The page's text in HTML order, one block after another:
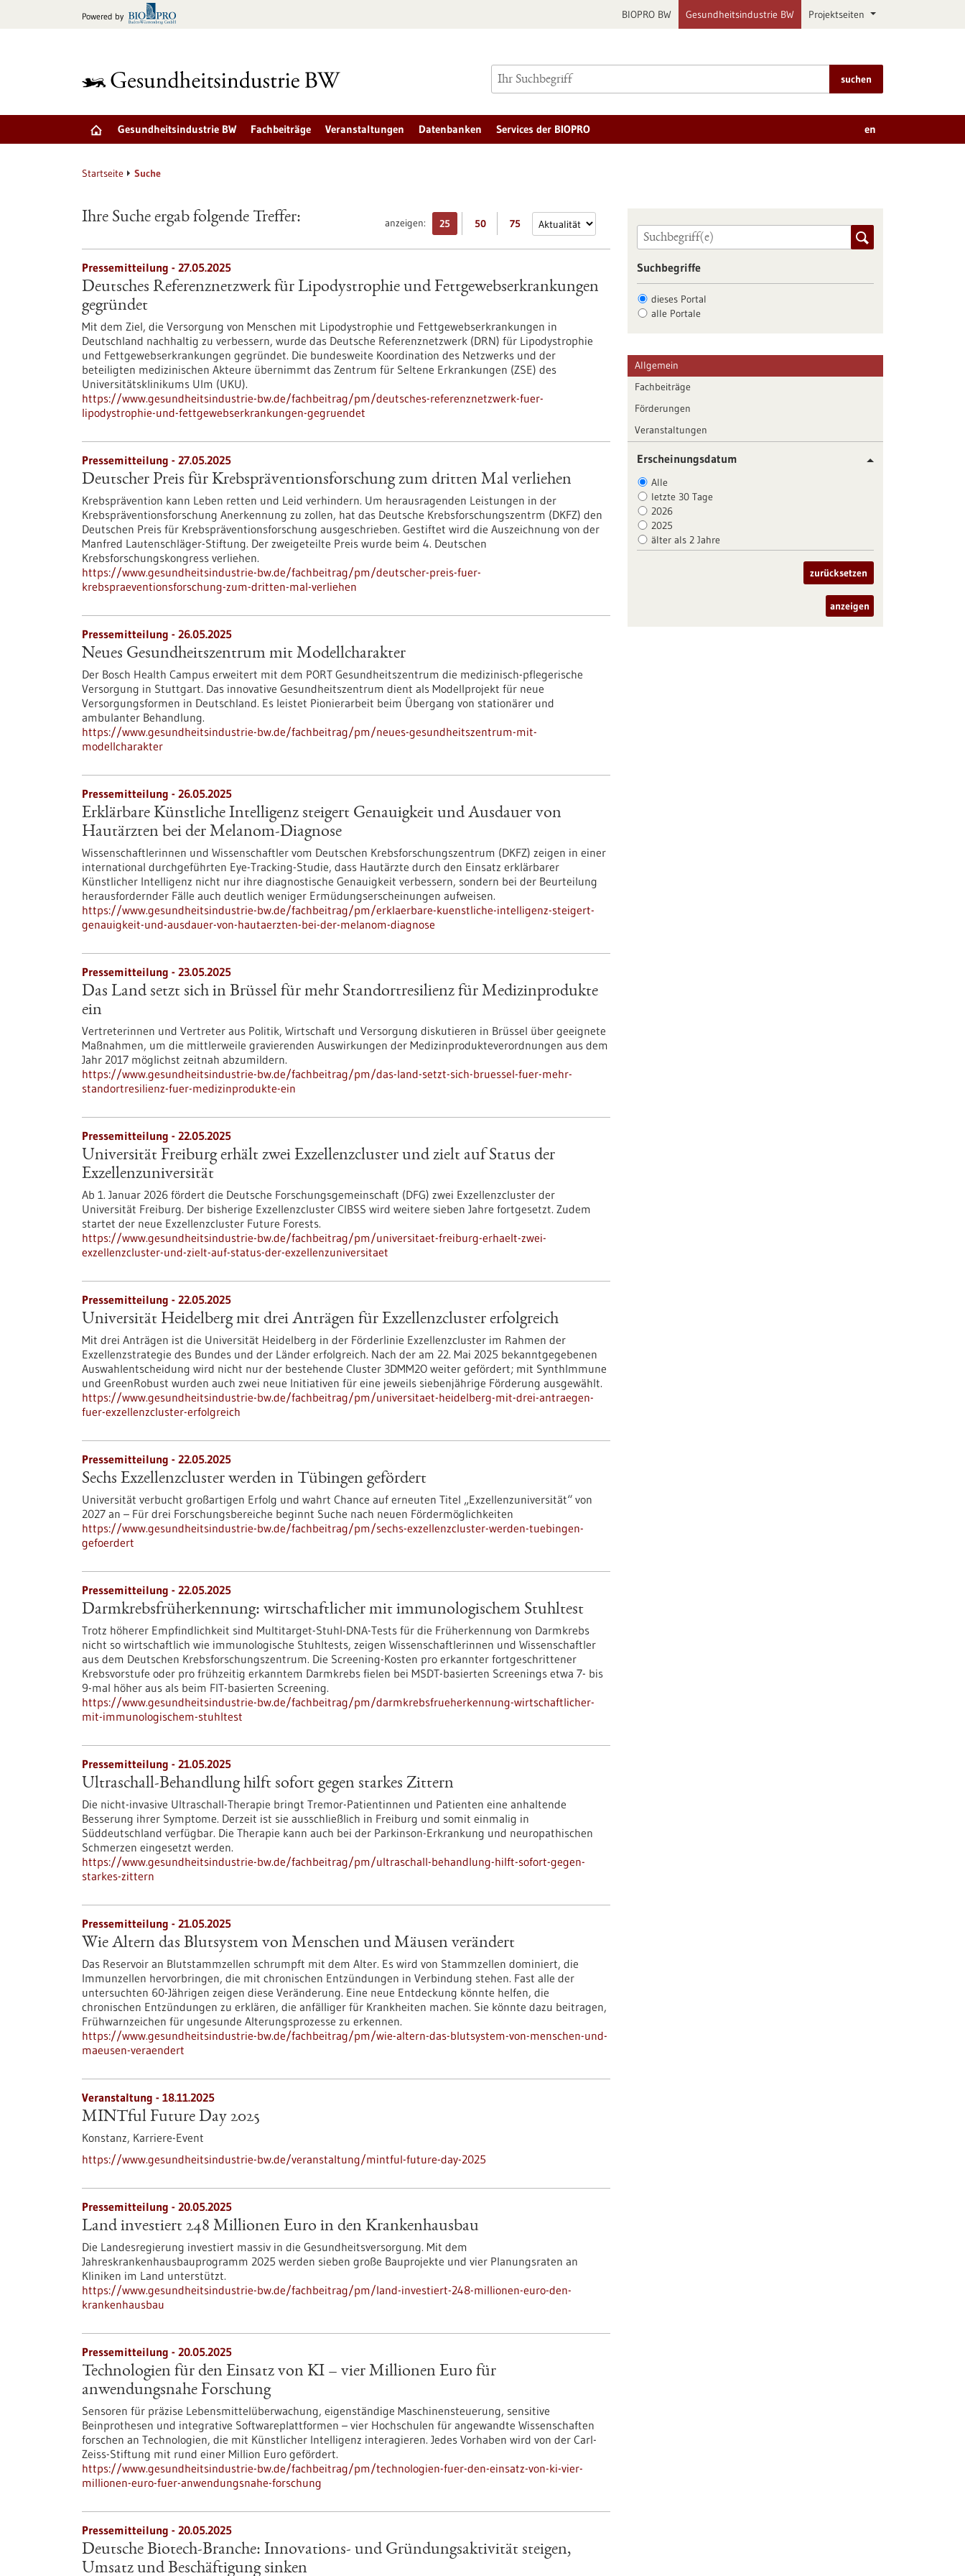
Powered by BIOPRO BW Gesundheitsindustrie BW Projektseiten
suchen
Gesundheitsindustrie BW Fachbeiträge Veranstaltungen Datenbanken Services der BIOPRO en
Startseite Suche
anzeigen: 25 50 75
Ihre Suche ergab folgende Treffer:
Pressemitteilung - 27.05.2025
Deutsches Referenznetzwerk für Lipodystrophie und Fettgewebserkrankungen
gegründet
Mit dem Ziel, die Versorgung von Menschen mit Lipodystrophie und Fettgewebserkrankungen in
Deutschland nachhaltig zu verbessern, wurde das Deutsche Referenznetzwerk (DRN) für Lipodystrophie
und Fettgewebserkrankungen gegründet. Die bundesweite Koordination des Netzwerks und der
beteiligten medizinischen Akteure übernimmt das Zentrum für Seltene Erkrankungen (ZSE) des
Universitätsklinikums Ulm (UKU).
https://www.gesundheitsindustrie-bw.de/fachbeitrag/pm/deutsches-referenznetzwerk-fuer-
lipodystrophie-und-fettgewebserkrankungen-gegruendet
Pressemitteilung - 27.05.2025
Deutscher Preis für Krebspräventionsforschung zum dritten Mal verliehen
Krebsprävention kann Leben retten und Leid verhindern. Um herausragenden Leistungen in der
Krebspräventionsforschung Anerkennung zu zollen, hat das Deutsche Krebsforschungszentrm (DKFZ) den
Deutschen Preis für Krebspräventionsforschung ausgeschrieben. Gestiftet wird die Auszeichnung von der
Manfred Lautenschläger-Stiftung. Der zweigeteilte Preis wurde beim 4. Deutschen
Krebsforschungskongress verliehen.
https://www.gesundheitsindustrie-bw.de/fachbeitrag/pm/deutscher-preis-fuer-
krebspraeventionsforschung-zum-dritten-mal-verliehen
Pressemitteilung - 26.05.2025
Neues Gesundheitszentrum mit Modellcharakter
Der Bosch Health Campus erweitert mit dem PORT Gesundheitszentrum die medizinisch-pflegerische
Versorgung in Stuttgart. Das innovative Gesundheitszentrum dient als Modellprojekt für neue
Versorgungsformen in Deutschland. Es leistet Pionierarbeit beim Übergang von stationärer und
ambulanter Behandlung.
https://www.gesundheitsindustrie-bw.de/fachbeitrag/pm/neues-gesundheitszentrum-mit-
modellcharakter
Pressemitteilung - 26.05.2025
Erklärbare Künstliche Intelligenz steigert Genauigkeit und Ausdauer von
Hautärzten bei der Melanom-Diagnose
Wissenschaftlerinnen und Wissenschaftler vom Deutschen Krebsforschungszentrum (DKFZ) zeigen in einer
international durchgeführten Eye-Tracking-Studie, dass Hautärzte durch den Einsatz erklärbarer
Künstlicher Intelligenz nicht nur ihre diagnostische Genauigkeit verbessern, sondern bei der Beurteilung
herausfordernder Fälle auch deutlich weniger Ermüdungserscheinungen aufweisen.
https://www.gesundheitsindustrie-bw.de/fachbeitrag/pm/erklaerbare-kuenstliche-intelligenz-steigert-
genauigkeit-und-ausdauer-von-hautaerzten-bei-der-melanom-diagnose
Pressemitteilung - 23.05.2025
Das Land setzt sich in Brüssel für mehr Standortresilienz für Medizinprodukte
ein
Vertreterinnen und Vertreter aus Politik, Wirtschaft und Versorgung diskutieren in Brüssel über geeignete
Maßnahmen, um die mittlerweile gravierenden Auswirkungen der Medizinprodukteverordnungen aus dem
Jahr 2017 möglichst zeitnah abzumildern.
https://www.gesundheitsindustrie-bw.de/fachbeitrag/pm/das-land-setzt-sich-bruessel-fuer-mehr-
standortresilienz-fuer-medizinprodukte-ein
Pressemitteilung - 22.05.2025
Universität Freiburg erhält zwei Exzellenzcluster und zielt auf Status der
Exzellenzuniversität
Ab 1. Januar 2026 fördert die Deutsche Forschungsgemeinschaft (DFG) zwei Exzellenzcluster der
Universität Freiburg. Der bisherige Exzellenzcluster CIBSS wird weitere sieben Jahre fortgesetzt. Zudem
startet der neue Exzellenzcluster Future Forests.
https://www.gesundheitsindustrie-bw.de/fachbeitrag/pm/universitaet-freiburg-erhaelt-zwei-
exzellenzcluster-und-zielt-auf-status-der-exzellenzuniversitaet
Pressemitteilung - 22.05.2025
Universität Heidelberg mit drei Anträgen für Exzellenzcluster erfolgreich
Mit drei Anträgen ist die Universität Heidelberg in der Förderlinie Exzellenzcluster im Rahmen der
Exzellenzstrategie des Bundes und der Länder erfolgreich. Nach der am 22. Mai 2025 bekanntgegebenen
Auswahlentscheidung wird nicht nur der bestehende Cluster 3DMM2O weiter gefördert; mit SynthImmune
und GreenRobust wurden auch zwei neue Initiativen für eine jeweils siebenjährige Förderung ausgewählt.
https://www.gesundheitsindustrie-bw.de/fachbeitrag/pm/universitaet-heidelberg-mit-drei-antraegen-
fuer-exzellenzcluster-erfolgreich
Pressemitteilung - 22.05.2025
Sechs Exzellenzcluster werden in Tübingen gefördert
Universität verbucht großartigen Erfolg und wahrt Chance auf erneuten Titel „Exzellenzuniversität“ von
2027 an – Für drei Forschungsbereiche beginnt Suche nach neuen Fördermöglichkeiten
https://www.gesundheitsindustrie-bw.de/fachbeitrag/pm/sechs-exzellenzcluster-werden-tuebingen-
gefoerdert
Pressemitteilung - 22.05.2025
Darmkrebsfrüherkennung: wirtschaftlicher mit immunologischem Stuhltest
Trotz höherer Empfindlichkeit sind Multitarget-Stuhl-DNA-Tests für die Früherkennung von Darmkrebs
nicht so wirtschaftlich wie immunologische Stuhltests, zeigen Wissenschaftlerinnen und Wissenschaftler
aus dem Deutschen Krebsforschungszentrum. Die Screening-Kosten pro erkannter fortgeschrittener
Krebsvorstufe oder pro frühzeitig erkanntem Darmkrebs fielen bei MSDT-basierten Screenings etwa 7- bis
9-mal höher aus als beim FIT-basierten Screening.
https://www.gesundheitsindustrie-bw.de/fachbeitrag/pm/darmkrebsfrueherkennung-wirtschaftlicher-
mit-immunologischem-stuhltest
Pressemitteilung - 21.05.2025
Ultraschall-Behandlung hilft sofort gegen starkes Zittern
Die nicht-invasive Ultraschall-Therapie bringt Tremor-Patientinnen und Patienten eine anhaltende
Besserung ihrer Symptome. Derzeit ist sie ausschließlich in Freiburg und somit einmalig in
Süddeutschland verfügbar. Die Therapie kann auch bei der Parkinson-Erkrankung und neuropathischen
Schmerzen eingesetzt werden.
https://www.gesundheitsindustrie-bw.de/fachbeitrag/pm/ultraschall-behandlung-hilft-sofort-gegen-
starkes-zittern
Pressemitteilung - 21.05.2025
Wie Altern das Blutsystem von Menschen und Mäusen verändert
Das Reservoir an Blutstammzellen schrumpft mit dem Alter. Es wird von Stammzellen dominiert, die
Immunzellen hervorbringen, die mit chronischen Entzündungen in Verbindung stehen. Fast alle der
untersuchten 60-Jährigen zeigen diese Veränderung. Eine neue Entdeckung könnte helfen, die
chronischen Entzündungen zu erklären, die anfälliger für Krankheiten machen. Sie könnte dazu beitragen,
Frühwarnzeichen für ungesunde Alterungsprozesse zu erkennen.
https://www.gesundheitsindustrie-bw.de/fachbeitrag/pm/wie-altern-das-blutsystem-von-menschen-und-
maeusen-veraendert
Veranstaltung - 18.11.2025
MINTful Future Day 2025
Konstanz, Karriere-Event
https://www.gesundheitsindustrie-bw.de/veranstaltung/mintful-future-day-2025
Pressemitteilung - 20.05.2025
Land investiert 248 Millionen Euro in den Krankenhausbau
Die Landesregierung investiert massiv in die Gesundheitsversorgung. Mit dem
Jahreskrankenhausbauprogramm 2025 werden sieben große Bauprojekte und vier Planungsraten an
Kliniken im Land unterstützt.
https://www.gesundheitsindustrie-bw.de/fachbeitrag/pm/land-investiert-248-millionen-euro-den-
krankenhausbau
Pressemitteilung - 20.05.2025
Technologien für den Einsatz von KI – vier Millionen Euro für
anwendungsnahe Forschung
Sensoren für präzise Lebensmittelüberwachung, eigenständige Maschinensteuerung, sensitive
Beinprothesen und integrative Softwareplattformen – vier Hochschulen für angewandte Wissenschaften
forschen an Technologien, die mit Künstlicher Intelligenz interagieren. Jedes Vorhaben wird von der Carl-
Zeiss-Stiftung mit rund einer Million Euro gefördert.
https://www.gesundheitsindustrie-bw.de/fachbeitrag/pm/technologien-fuer-den-einsatz-von-ki-vier-
millionen-euro-fuer-anwendungsnahe-forschung
Pressemitteilung - 20.05.2025
Deutsche Biotech-Branche: Innovations- und Gründungsaktivität steigen,
Umsatz und Beschäftigung sinken
Suchbegriffe
dieses Portal
alle Portale
Allgemein
Fachbeiträge
Förderungen
Veranstaltungen
Erscheinungsdatum
Alle
letzte 30 Tage
2026
2025
älter als 2 Jahre
zurücksetzen
anzeigen